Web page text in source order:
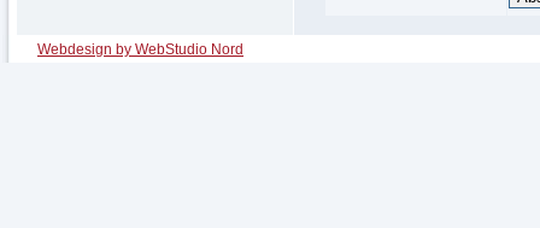
Webdesign by WebStudio Nord